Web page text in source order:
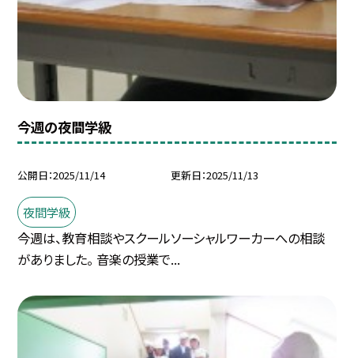
今週の夜間学級
公開日 2025/11/14 更新日 2025/11/13
夜間学級
今週は、教育相談やスクールソーシャルワーカーへの相談
がありました。 音楽の授業で...